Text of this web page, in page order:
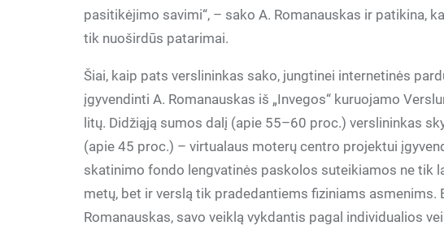
pasitikėjimo savimi“, – sako A. Romanauskas ir patikina,
tik nuoširdūs patarimai.
Šiai, kaip pats verslininkas sako, jungtinei internetinės
įgyvendinti A. Romanauskas iš „Invegos“ kuruojamo
litų. Didžiąją sumos dalį (apie 55–60 proc.) verslininkas
(apie 45 proc.) – virtualaus moterų centro projektui
skatinimo fondo lengvatinės paskolos suteikiamos ne tik
metų, bet ir verslą tik pradedantiems fiziniams asmenims.
Romanauskas, savo veiklą vykdantis pagal individualios